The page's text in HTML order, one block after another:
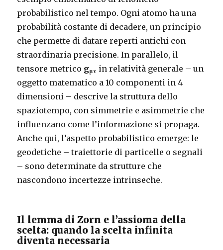
probabilistico nel tempo. Ogni atomo ha una
probabilità costante di decadere, un principio
che permette di datare reperti antichi con
straordinaria precisione. In parallelo, il
tensore metrico gμν in relatività generale – un
oggetto matematico a 10 componenti in 4
dimensioni – descrive la struttura dello
spaziotempo, con simmetrie e asimmetrie che
influenzano come l’informazione si propaga.
Anche qui, l’aspetto probabilistico emerge: le
geodetiche – traiettorie di particelle o segnali
– sono determinate da strutture che
nascondono incertezze intrinseche.
Il lemma di Zorn e l’assioma della
scelta: quando la scelta infinita
diventa necessaria